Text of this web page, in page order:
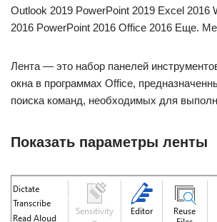
Outlook 2019 PowerPoint 2019 Excel 2016
2016 PowerPoint 2016 Office 2016 Еще.
Лента — это набор панелей
окна в программах Office,
поиска команд, необходимых для
Показать параметры ленты